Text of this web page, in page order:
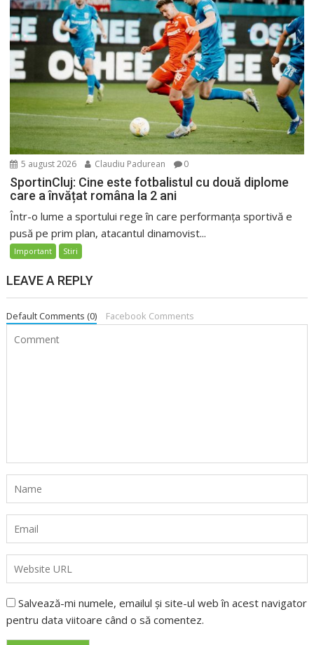
5 august 2026 Claudiu Padurean 0
SportinCluj: Cine este fotbalistul cu două diplome
care a învățat româna la 2 ani
Într-o lume a sportului rege în care performanța sportivă e
pusă pe prim plan, atacantul dinamovist...
Important Stiri
LEAVE A REPLY
Default Comments (0) Facebook Comments
Salvează-mi numele, emailul și site-ul web în acest navigator
pentru data viitoare când o să comentez.